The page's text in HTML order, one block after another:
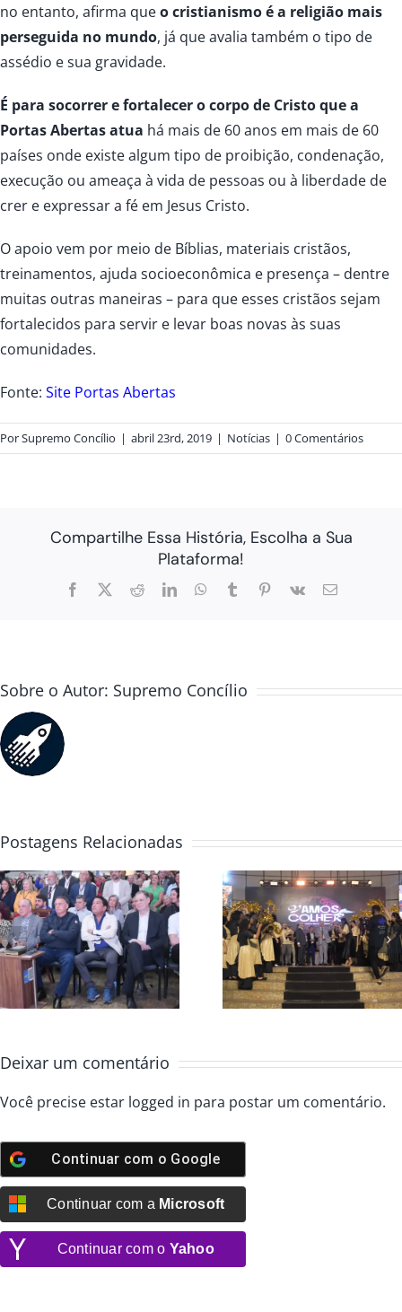
no entanto, afirma queo cristianismo é a religião mais
perseguida no mundo, já que avalia também o tipo de
assédio e sua gravidade.
É para socorrer e fortalecer o corpo de Cristo que a
Portas Abertas atua há mais de 60 anos em mais de 60
países onde existe algum tipo de proibição, condenação,
execução ou ameaça à vida de pessoas ou à liberdade de
crer e expressar a fé em Jesus Cristo.
O apoio vem por meio de Bíblias, materiais cristãos,
treinamentos, ajuda socioeconômica e presença – dentre
muitas outras maneiras – para que esses cristãos sejam
fortalecidos para servir e levar boas novas às suas
comunidades.
Fonte: Site Portas Abertas
PorSupremo Concílio | abril 23rd, 2019 | Notícias | 0 Comentários
Compartilhe Essa História, Escolha a Sua
Plataforma!
Facebook
X RedditLinkedInWhatsApp
TumblrPinterest
Vk
E-
Sobre o Autor: Supremo Concílio
Postagens Relacionadas
Convenção Global
2025 colheita e
avivamento
Casa da
abre
Global 2025
Deixar um comentário
Você precise estar logged in para postar um comentário.
Continuar com o Google
Continuar com a Microsoft
Continuar com o Yahoo